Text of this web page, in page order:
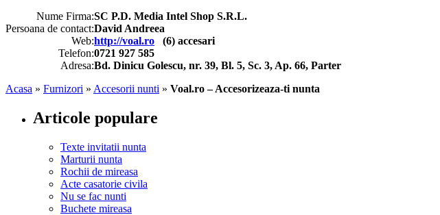
Nume Firma:SC P.D. Media Intel Shop S.R.L.
Persoana de contact:David Andreea
Web:http://voal.ro (6) accesari
Telefon:0721 927 585
Adresa:Bd. Dinicu Golescu, nr. 39, Bl. 5, Sc. 3, Ap. 66, Parter
Acasa » Furnizori » Accesorii nunti » Voal.ro – Accesorizeaza-ti nunta
Articole populare
Texte invitatii nunta
Marturii nunta
Rochii de mireasa
Acte casatorie civila
Nu se fac nunti
Buchete mireasa